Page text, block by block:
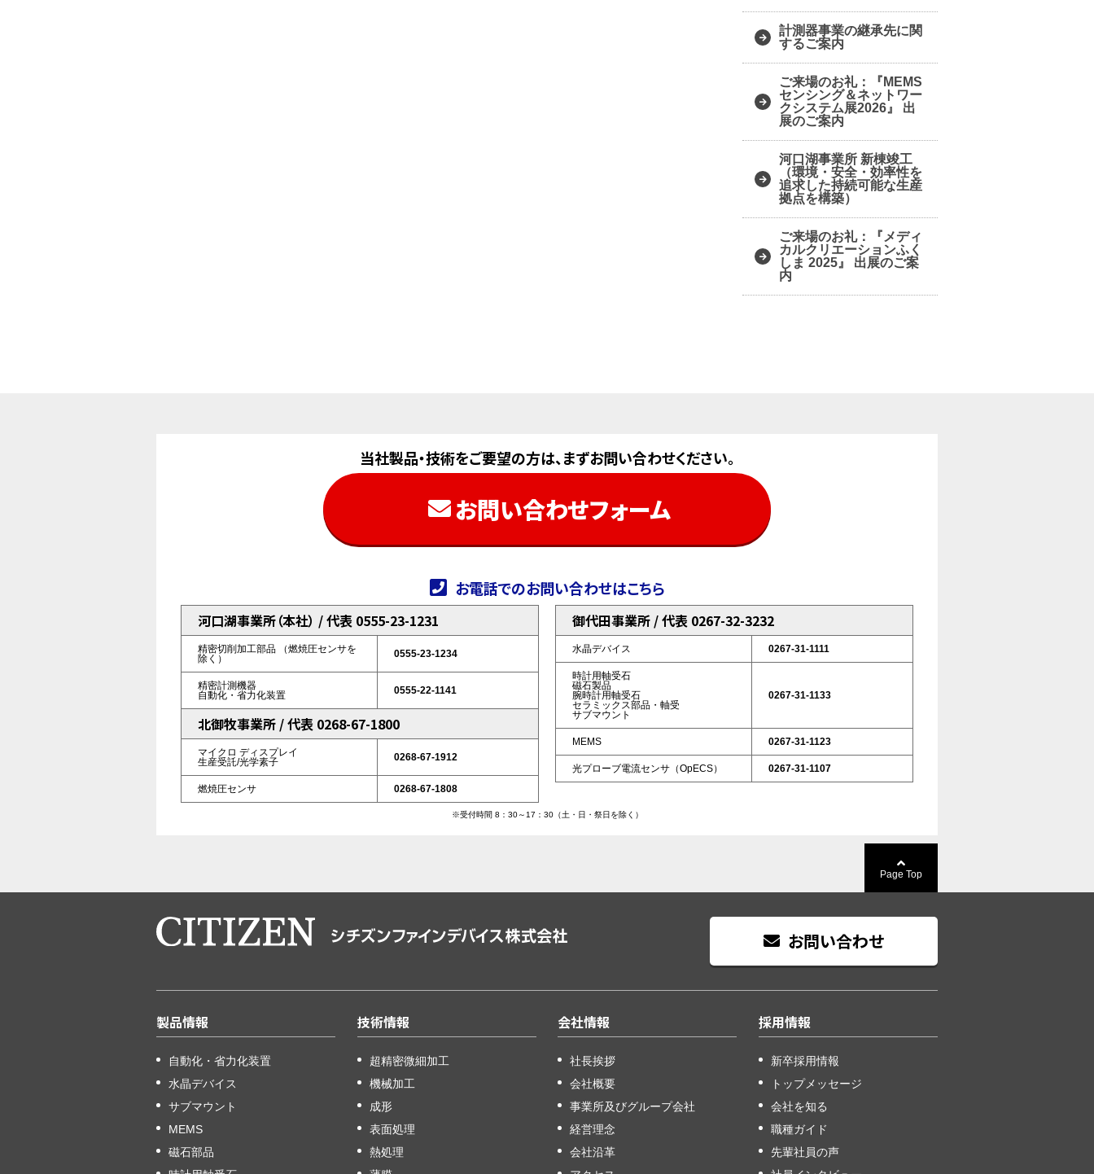
計測器事業の継承先に関
するご案内
ご来場のお礼：『MEMS
センシング＆ネットワー
クシステム展2026』 出
展のご案内
河口湖事業所 新棟竣工
（環境・安全・効率性を
追求した持続可能な生産
拠点を構築）
ご来場のお礼：『メディ
カルクリエーションふく
しま 2025』 出展のご案
内
当社製品・技術をご要望の方は、まずお問い合わせください。
お問い合わせフォーム
お電話でのお問い合わせはこちら
河口湖事業所（本社） / 代表 0555-23-1231
精密切削加工部品 （燃焼圧センサを
除く）
0555-23-1234
精密計測機器
自動化・省力化装置
0555-22-1141
北御牧事業所 / 代表 0268-67-1800
マイクロ ディスプレイ
生産受託/光学素子
0268-67-1912
燃焼圧センサ 0268-67-1808
御代田事業所 / 代表 0267-32-3232
水晶デバイス 0267-31-1111
時計用軸受石
磁石製品
腕時計用軸受石
セラミックス部品・軸受
サブマウント
0267-31-1133
MEMS 0267-31-1123
光プローブ電流センサ（OpECS） 0267-31-1107
※受付時間 8：30～17：30（土・日・祭日を除く）
Page Top
お問い合わせ
製品情報
自動化・省力化装置
水晶デバイス
サブマウント
MEMS
磁石部品
技術情報
超精密微細加工
機械加工
成形
表面処理
熱処理
会社情報
社長挨拶
会社概要
事業所及びグループ会社
経営理念
会社沿革
採用情報
新卒採用情報
トップメッセージ
会社を知る
職種ガイド
先輩社員の声